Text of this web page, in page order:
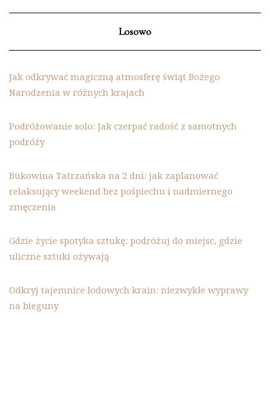
Losowo
Jak odkrywać magiczną atmosferę świąt Bożego
Narodzenia w różnych krajach
Podróżowanie solo: Jak czerpać radość z samotnych
podróży
Bukowina Tatrzańska na 2 dni: jak zaplanować
relaksujący weekend bez pośpiechu i nadmiernego
zmęczenia
Gdzie życie spotyka sztukę: podróżuj do miejsc, gdzie
uliczne sztuki ożywają
Odkryj tajemnice lodowych krain: niezwykłe wyprawy
na bieguny